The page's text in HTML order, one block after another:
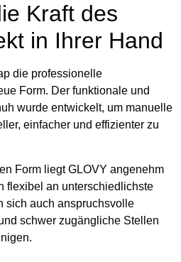
Kraft des
in Ihrer Hand
die professionelle
Form. Der funktionale und
wurde entwickelt, um manuelle
einfacher und effizienter zu
Form liegt GLOVY angenehm
flexibel an unterschiedlichste
sich auch anspruchsvolle
schwer zugängliche Stellen